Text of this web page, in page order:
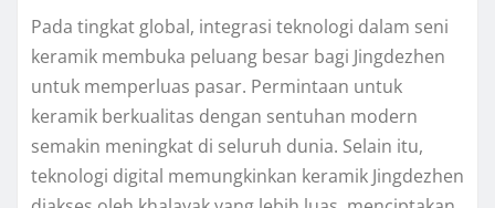
Pada tingkat global, integrasi teknologi dalam seni
keramik membuka peluang besar bagi Jingdezhen
untuk memperluas pasar. Permintaan untuk
keramik berkualitas dengan sentuhan modern
semakin meningkat di seluruh dunia. Selain itu,
teknologi digital memungkinkan keramik Jingdezhen